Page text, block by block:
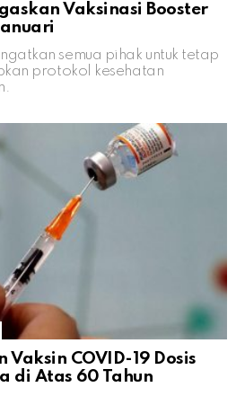
Vaksinasi Booster
semua pihak untuk tetap
protokol kesehatan
Vaksin COVID-19 Dosis
di Atas 60 Tahun